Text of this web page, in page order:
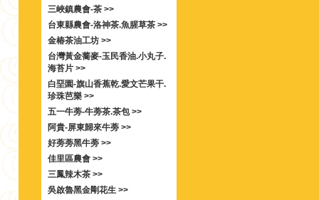
三峽鎮農會-茶 >>
台東縣農會-洛神茶.魚腥草茶 >>
金椿茶油工坊 >>
台灣黃金蕎麥-玉民香油.小丸子.
海苔片 >>
白堊園-旗山香蕉乾.愛文芒果干.
珍珠芭樂 >>
五一牛蒡-牛蒡茶.茶包 >>
阿貴-屏東歸來牛蒡 >>
好蒡蒡黑牛蒡 >>
佳里區農會 >>
三鳳辣木茶 >>
吳啟魯黑金剛花生 >>